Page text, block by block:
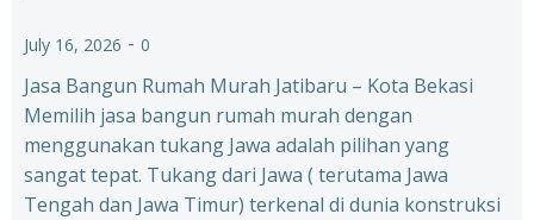
July 16, 2026 - 0
Jasa Bangun Rumah Murah Jatibaru – Kota Bekasi
Memilih jasa bangun rumah murah dengan
menggunakan tukang Jawa adalah pilihan yang
sangat tepat. Tukang dari Jawa ( terutama Jawa
Tengah dan Jawa Timur) terkenal di dunia konstruksi